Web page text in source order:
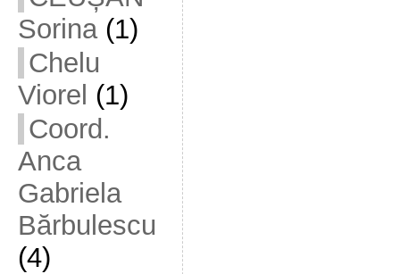
Sorina(1)
Chelu
Viorel (1)
Coord.
Anca
Gabriela
Bărbulescu
(4)